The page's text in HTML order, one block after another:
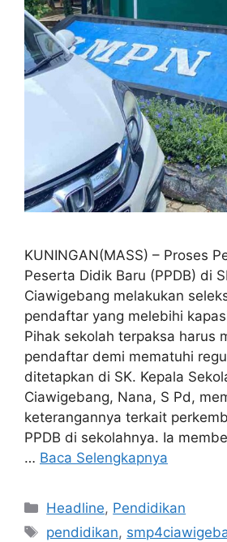
KUNINGAN(MASS) – Proses
Peserta Didik Baru (PPDB) di
Ciawigebang melakukan
pendaftar yang melebihi
Pihak sekolah terpaksa harus
pendaftar demi mematuhi
ditetapkan di SK. Kepala
Ciawigebang, Nana, S Pd,
keterangannya terkait
PPDB di sekolahnya. Ia
… Baca Selengkapnya
Kategori
Headline, Pendidikan
Tag
pendidikan,